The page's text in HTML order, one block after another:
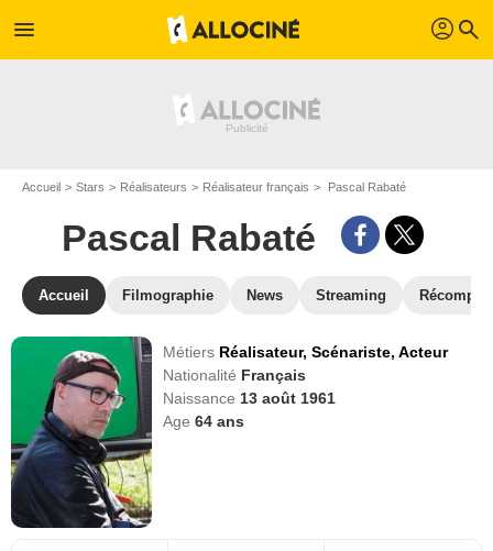
menu profil search
Accueil Stars Réalisateurs Réalisateur français Pascal Rabaté
Pascal Rabaté
Accueil Filmographie News Streaming
Métiers Réalisateur,Scénariste,Acteur
Nationalité Français
Naissance 13 août 1961
Age64 ans